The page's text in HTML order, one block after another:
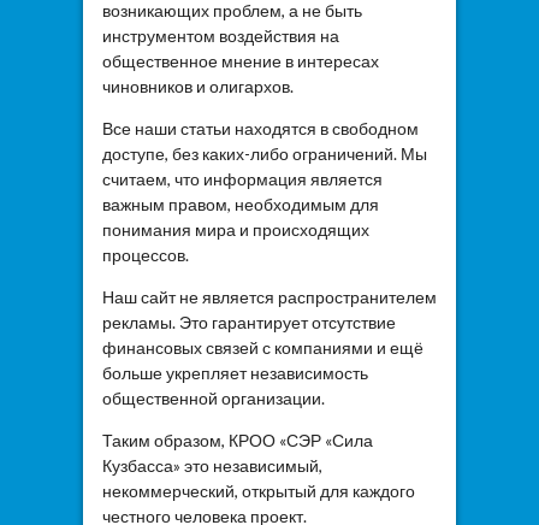
возникающих проблем, а не быть
инструментом воздействия на
общественное мнение в интересах
чиновников и олигархов.
Все наши статьи находятся в свободном
доступе, без каких-либо ограничений. Мы
считаем, что информация является
важным правом, необходимым для
понимания мира и происходящих
процессов.
Наш сайт не является распространителем
рекламы. Это гарантирует отсутствие
финансовых связей с компаниями и ещё
больше укрепляет независимость
общественной организации.
Таким образом, КРОО «СЭР «Сила
Кузбасса» это независимый,
некоммерческий, открытый для каждого
честного человека проект.